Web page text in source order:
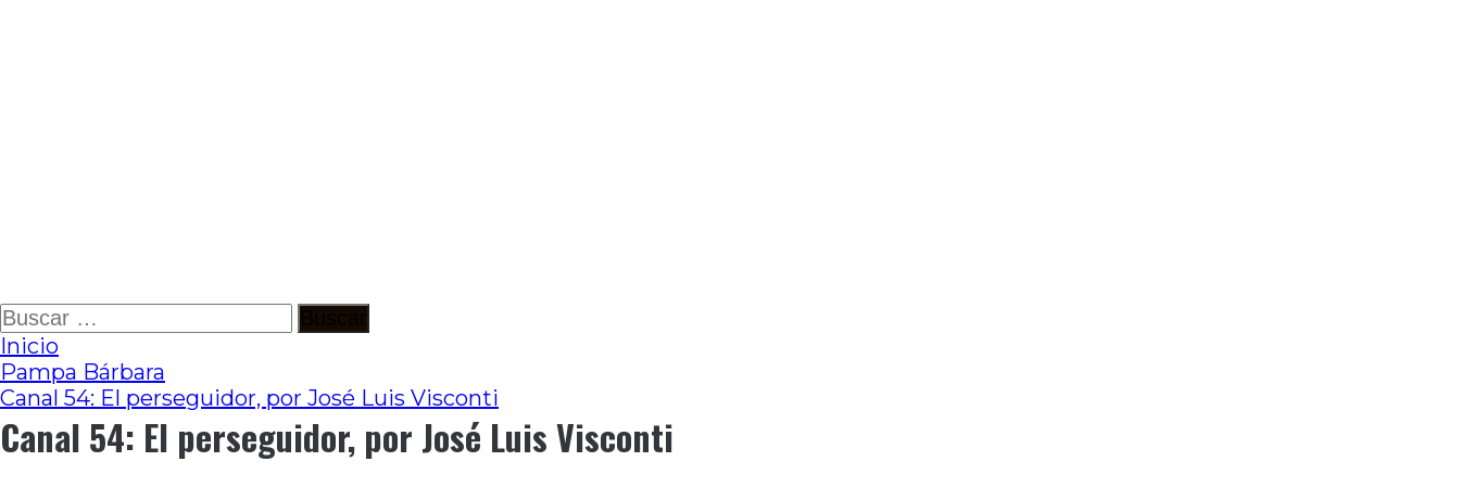
Ir
al
contenido
Buscar:
Inicio
Pampa Bárbara
Canal 54: El perseguidor, por José Luis Visconti
Canal 54: El perseguidor, por José Luis Visconti